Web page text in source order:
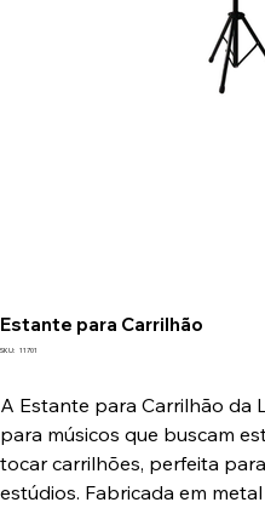
Estante para Carrilhão
SKU: SKU
11701
A Estante para Carrilhão da
para músicos que buscam
tocar carrilhões, perfeita
estúdios. Fabricada em